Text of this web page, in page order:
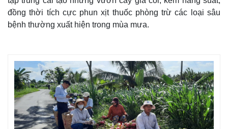
đồng thời tích cực phun xịt thuốc phòng trừ các loại sâu
bệnh thường xuất hiện trong mùa mưa.